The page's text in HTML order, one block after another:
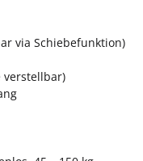
via Schiebefunktion)
verstellbar)